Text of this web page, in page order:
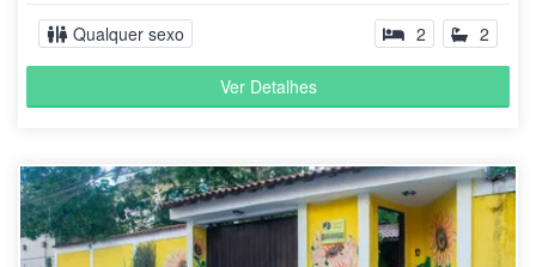
Qualquer sexo 2 2
Ver Detalhes